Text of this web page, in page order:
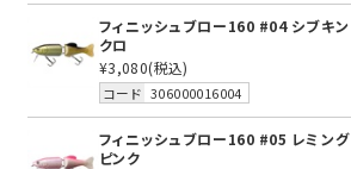
フィニッシュブロー160 #04 シブキン
クロ
¥3,080(税込)
コード 306000016004
フィニッシュブロー160 #05 レミング
ピンク